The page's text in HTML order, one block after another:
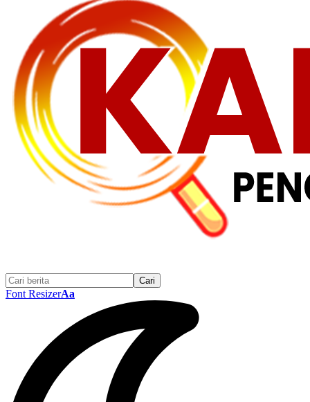
Font ResizerAa